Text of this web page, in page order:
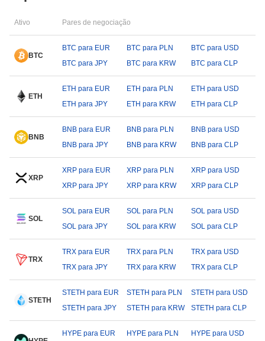
Ativo Pares de negociação
BTC
BTC para EUR BTC para PLN
BTC para USD
BTC para JPY
BTC para KRW BTC para CLP
ETH
ETH para EUR ETH para PLN
ETH para USD
ETH para JPY
ETH para KRW ETH para CLP
BNB
BNB para EUR BNB para PLN
BNB para USD
BNB para JPY
BNB para KRW BNB para CLP
XRP
XRP para EUR XRP para PLN
XRP para USD
XRP para JPY
XRP para KRW XRP para CLP
SOL
SOL para EUR SOL para PLN
SOL para USD
SOL para JPY
SOL para KRW SOL para CLP
TRX
TRX para EUR TRX para PLN
TRX para USD
TRX para JPY
TRX para KRW TRX para CLP
STETH
STETH para EUR STETH para PLN
STETH para USD
STETH para JPY
STETH para KRW STETH para CLP
HYPE para EUR HYPE para PLN
HYPE para USD